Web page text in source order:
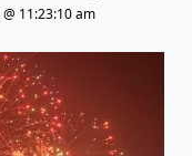
11:23:10 am